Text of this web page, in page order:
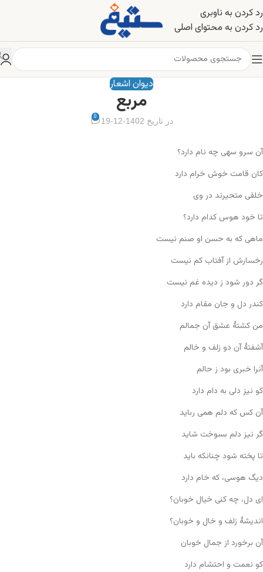
رد کردن به ناوبری
رد کردن به محتوای اصلی
دیوان اشعار
مربع
در تاریخ 1402-12-19 0
آن سرو سهی چه نام دارد؟
کان قامت خوش خرام دارد
خلقی متحیرند در وی
تا خود هوس کدام دارد؟
ماهی که به حسن او صنم نیست
رخسارش از آفتاب کم نیست
گر دور شود ز دیده غم نیست
کندر دل و جان مقام دارد
من کشتهٔ عشق آن جمالم
آشفتهٔ آن دو زلف و خالم
آنرا خبری بود ز حالم
کو نیز دلی به دام دارد
آن کس که دلم همی رباید
گر نیز دلم بسوخت شاید
تا پخته شود چنانکه باید
دیگ هوسی، که خام دارد
ای دل، چه کنی خیال خوبان؟
اندیشهٔ زلف و خال و خوبان؟
آن برخورد از جمال خوبان
کو نعمت و احتشام دارد